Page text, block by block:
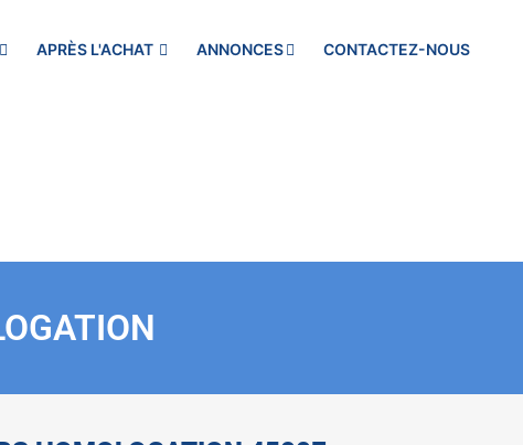
APRÈS L'ACHAT ANNONCES CONTACTEZ-NOUS